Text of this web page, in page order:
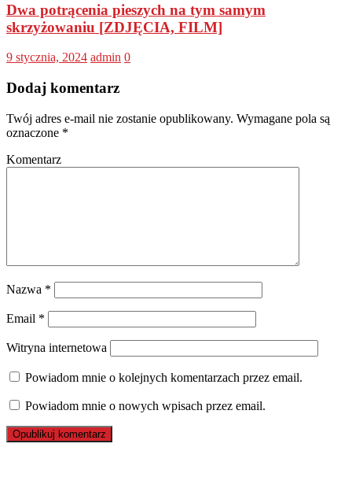
Dwa potrącenia pieszych na tym samym
skrzyżowaniu [ZDJĘCIA, FILM]
9 stycznia, 2024 admin 0
Dodaj komentarz
Twój adres e-mail nie zostanie opublikowany. Wymagane pola są
oznaczone *
Komentarz
Nazwa *
Email *
Witryna internetowa
Powiadom mnie o kolejnych komentarzach przez email.
Powiadom mnie o nowych wpisach przez email.